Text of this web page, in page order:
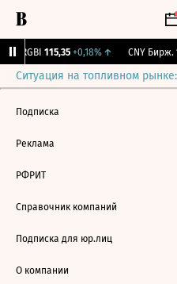
RGBI 115,35 +0,18%↑ CNY Бирж.
Ситуация на топливном
Подписка
Реклама
РФРИТ
Справочник компаний
Подписка для юр.лиц
О компании